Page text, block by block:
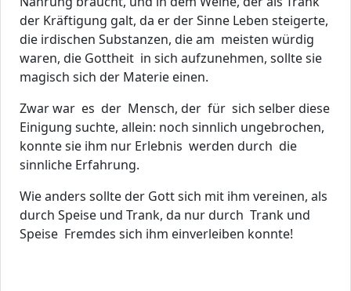
der Kräftigung galt, da er der Sinne Leben steigerte,
die irdischen Substanzen, die am meisten würdig
waren, die Gottheit in sich aufzunehmen, sollte sie
magisch sich der Materie einen.
Zwar war es der Mensch, der für sich selber diese
Einigung suchte, allein: noch sinnlich ungebrochen,
konnte sie ihm nur Erlebnis werden durch die
sinnliche Erfahrung.
Wie anders sollte der Gott sich mit ihm vereinen, als
durch Speise und Trank, da nur durch Trank und
Speise Fremdes sich ihm einverleiben konnte!